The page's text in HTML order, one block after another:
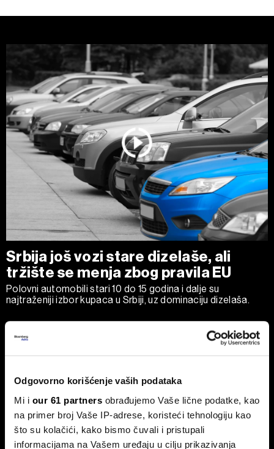
Odgovorno korišćenje vaših podataka
Mi i our 61 partners obrađujemo Vaše lične podatke, kao
na primer broj Vaše IP-adrese, koristeći tehnologiju kao
što su kolačići, kako bismo čuvali i pristupali
informacijama na Vašem uređaju u cilju prikazivanja
Srbija još vozi stare dizelaše, ali
tržište se menja zbog pravila EU
Polovni automobili stari 10 do 15 godina i dalje su
najtraženiji izbor kupaca u Srbiji, uz dominaciju dizelaša.
Fed zadržao kamate, S&P 500
Afrička kuga svinja pojačava
pritisak na tržište mesa i uvoz u